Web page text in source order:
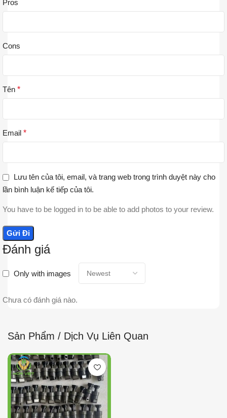
Đánh giá
Only with images
Chưa có đánh giá nào.
Pros
Cons
Tên *
Email *
Lưu tên của tôi, email, và trang web trong trình duyệt này cho
lần bình luận kế tiếp của tôi.
You have to be logged in to be able to add photos to your review.
Sản Phẩm / Dịch Vụ Liên Quan